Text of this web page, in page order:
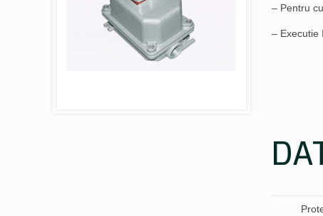
– Pentru
– Executie